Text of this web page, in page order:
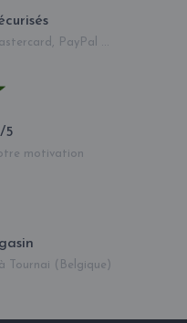
PayPal ...
5
motivation
Tournai (Belgique)